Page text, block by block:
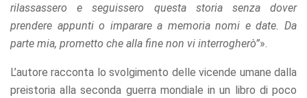
rilassassero e seguissero questa storia senza dover
prendere appunti o imparare a memoria nomi e date. Da
parte mia, prometto che alla fine non vi interrogherò”».
L’autore racconta lo svolgimento delle vicende umane dalla
preistoria alla seconda guerra mondiale in un libro di poco